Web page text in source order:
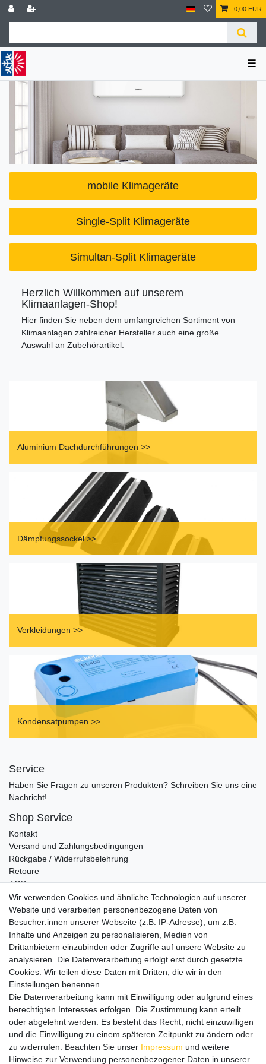
0,00 EUR
☰
mobile Klimageräte
Single-Split Klimageräte
Simultan-Split Klimageräte
Herzlich Willkommen auf unserem
Klimaanlagen-Shop!
Hier finden Sie neben dem umfangreichen Sortiment von
Klimaanlagen zahlreicher Hersteller auch eine große
Auswahl an Zubehörartikel.
Aluminium Dachdurchführungen >>
Dämpfungssockel >>
Verkleidungen >>
Kondensatpumpen >>
Service
Haben Sie Fragen zu unseren Produkten? Schreiben Sie uns eine
Nachricht!
Shop Service
Kontakt
Versand und Zahlungsbedingungen
Rückgabe / Widerrufsbelehrung
Retoure
AGB
Vertrag widerrufen
Informationen
Datenschutz
Impressum
Wir verschicken klimaneutral mit DPD
Zahlungsmethoden
Wir verwenden Cookies und ähnliche Technologien auf unserer
Website und verarbeiten personenbezogene Daten von
Besucher:innen unserer Webseite (z.B. IP-Adresse), um z.B.
Inhalte und Anzeigen zu personalisieren, Medien von
Drittanbietern einzubinden oder Zugriffe auf unsere Website zu
analysieren. Die Datenverarbeitung erfolgt erst durch gesetzte
Cookies. Wir teilen diese Daten mit Dritten, die wir in den
Einstellungen benennen.
Die Datenverarbeitung kann mit Einwilligung oder aufgrund eines
berechtigten Interesses erfolgen. Die Zustimmung kann erteilt
oder abgelehnt werden. Es besteht das Recht, nicht einzuwilligen
und die Einwilligung zu einem späteren Zeitpunkt zu ändern oder
zu widerrufen. Beachten Sie unser Impressum und weitere
Hinweise zur Verwendung personenbezogener Daten in unserer